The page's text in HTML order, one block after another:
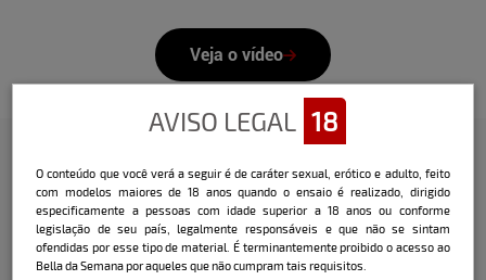
Veja o vídeo
Confira a entrevista que o Bella
fez com a modelo:
Nome:Letícia Souza
AVISO LEGAL 18
O conteúdo que você verá a seguir é de caráter sexual, erótico e adulto, feito
com modelos maiores de 18 anos quando o ensaio é realizado, dirigido
especificamente a pessoas com idade superior a 18 anos ou conforme
legislação de seu país, legalmente responsáveis e que não se sintam
ofendidas por esse tipo de material. É terminantemente proibido o acesso ao
Bella da Semana por aqueles que não cumpram tais requisitos.